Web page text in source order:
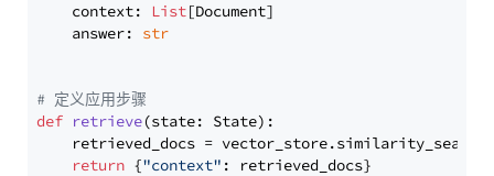
    context:
List[Document]
    answer:
str
# 定义应用步骤
def retrieve(state: State):
retrieved_docs =
return {"context" : retrieved_docs}